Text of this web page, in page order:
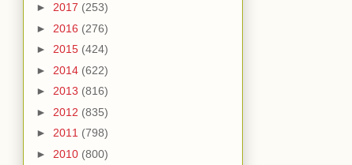
► 2017 (253)
► 2016 (276)
► 2015 (424)
► 2014 (622)
► 2013 (816)
► 2012 (835)
► 2011 (798)
► 2010 (800)